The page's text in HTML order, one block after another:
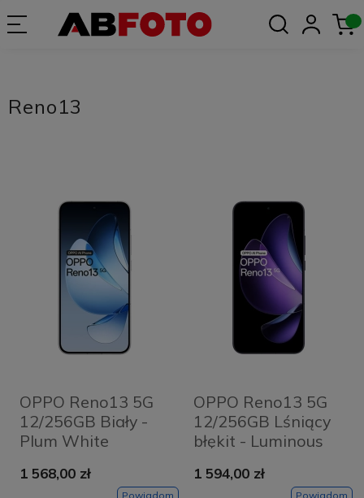
Reno13
OPPO Reno13 5G
12/256GB Biały -
Plum White
1 568,00 zł
Powiadom
OPPO Reno13 5G
12/256GB Lśniący
błękit - Luminous
1 594,00 zł
Powiadom